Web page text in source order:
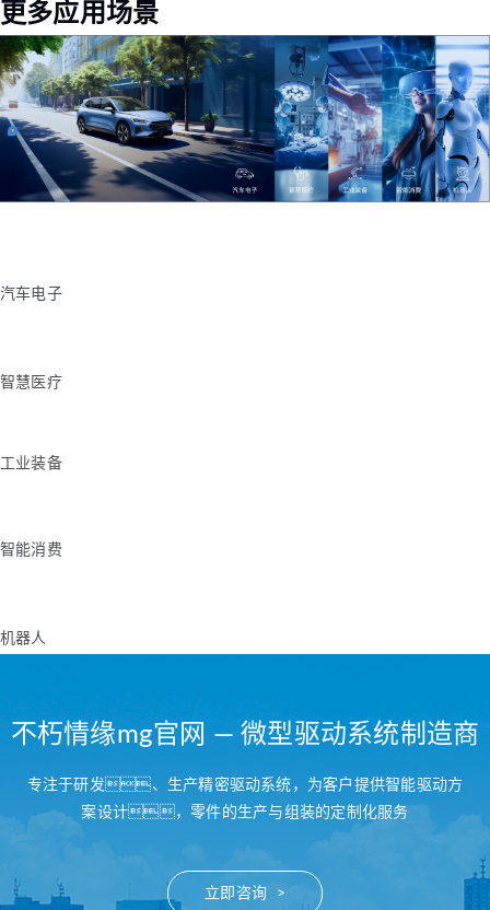
更多应用场景
汽车电子
智慧医疗
工业装备
智能消费
机器人
不朽情缘mg官网 — 微型驱动系统制造商
专注于研发、生产精密驱动系统，为客户提供智能驱动方
案设计，零件的生产与组装的定制化服务
立即咨询 >